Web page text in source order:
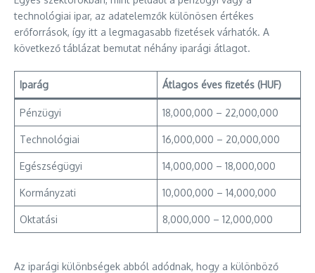
technológiai ipar, az adatelemzők különösen értékes
erőforrások, így itt a legmagasabb fizetések várhatók. A
következő táblázat bemutat néhány iparági átlagot.
Iparág Átlagos éves fizetés (HUF)
Pénzügyi 18,000,000 – 22,000,000
Technológiai 16,000,000 – 20,000,000
Egészségügyi 14,000,000 – 18,000,000
Kormányzati 10,000,000 – 14,000,000
Oktatási 8,000,000 – 12,000,000
Az iparági különbségek abból adódnak, hogy a különböző